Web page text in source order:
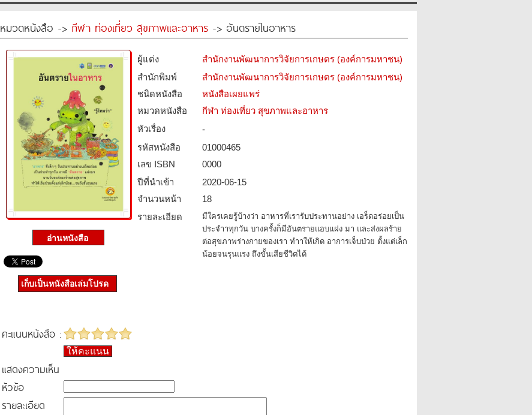
หมวดหนังสือ -> กีฬา ท่องเที่ยว สุขภาพและอาหาร -> อันตรายในอาหาร
ผู้แต่ง
สำนักงานพัฒนาการวิจัยการเกษตร (องค์การมหาชน)
สำนักพิมพ์
สำนักงานพัฒนาการวิจัยการเกษตร (องค์การมหาชน)
ชนิดหนังสือ­
หนังสือเผยแพร่
หมวดหนังสือ­
กีฬา ท่องเที่ยว สุขภาพและอาหาร
หัวเรื่อง
-
รหัสหนังสือ­
01000465
เลข ISBN
0000
ปีที่นำเข้า
2020-06-15
จำนวนหน้า
18
รายละเอียด
มีใครเคยรู้บ้างว่า อาหารที่เรารับประทานอย่าง เอร็ดอร่อยเป็น
ประจำาทุกวัน บางครั้งก็มีอันตรายแอบแฝง มา และส่งผลร้าย
ต่อสุขภาพร่างกายของเรา ทำาให้เกิด อาการเจ็บป่วย ตั้งแต่เล็ก
น้อยจนรุนแรง ถึงขั้นเสียชีวิตได้
เก็บเป็นหนังสือเล่มโปรด
คะแนนหนังสือ :
ให้คะแนน
แสดงความเห็น
หัวข้อ
รายละเอียด